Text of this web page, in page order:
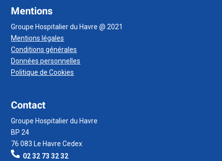
Mentions
Groupe Hospitalier du Havre @ 2021
Mentions légales
Conditions générales
Données personnelles
Politique de Cookies
Contact
Groupe Hospitalier du Havre
BP 24
76 083 Le Havre Cedex
02 32 73 32 32